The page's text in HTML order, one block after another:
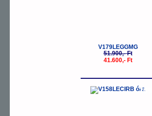
V179LEGGMG
51.900,- Ft
41.600,- Ft
-30%